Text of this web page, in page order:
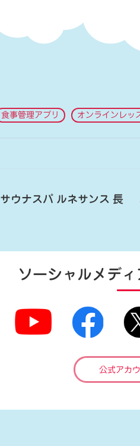
食事管理アプリ オンラインレッ
サウナスパ ルネサンス 長
ソーシャルメディ
公式アカ